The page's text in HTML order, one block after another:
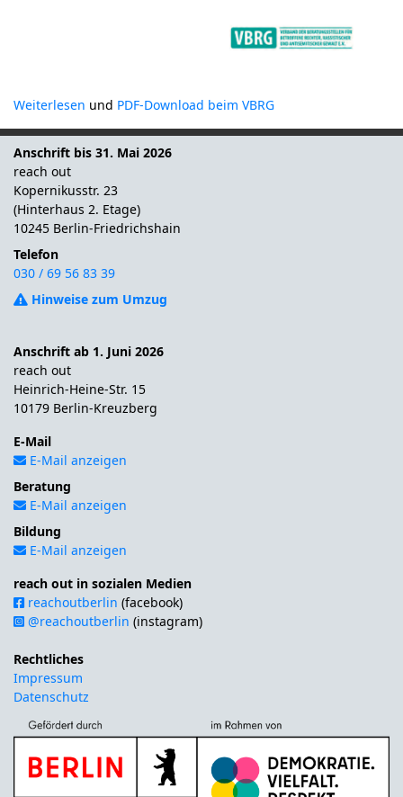
Weiterlesen und PDF-Download beim VBRG
Anschrift bis 31. Mai 2026
reach out
Kopernikusstr. 23
(Hinterhaus 2. Etage)
10245 Berlin-Friedrichshain
Telefon
030 / 69 56 83 39
Hinweise zum Umzug
Anschrift ab 1. Juni 2026
reach out
Heinrich-Heine-Str. 15
10179 Berlin-Kreuzberg
E-Mail
E-Mail anzeigen
Beratung
E-Mail anzeigen
Bildung
E-Mail anzeigen
reach out in sozialen Medien
reachoutberlin (facebook)
@reachoutberlin (instagram)
Rechtliches
Impressum
Datenschutz